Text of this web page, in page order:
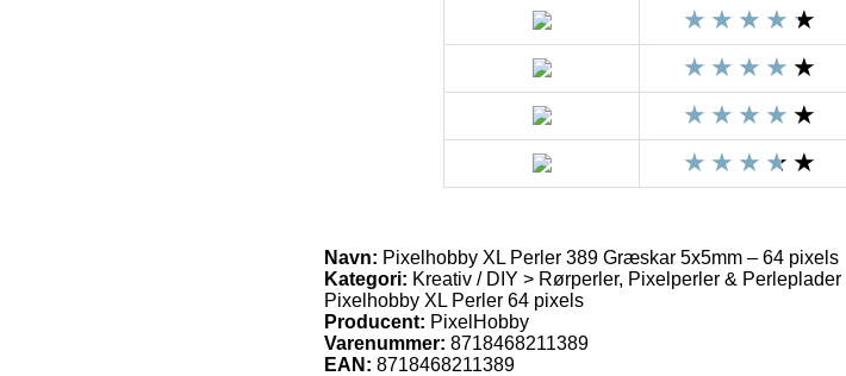
Navn: Pixelhobby XL Perler 389 Græskar 5x5mm – 64 pixels
Kategori: Kreativ / DIY > Rørperler, Pixelperler &
Pixelhobby XL Perler 64 pixels
Producent: PixelHobby
Varenummer: 8718468211389
EAN: 8718468211389